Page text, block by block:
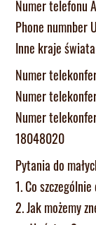
Numer telefonu
Phone numnber
Inne kraje
Numer
Numer
Numer
18048020
Pytania do
1. Co
2. Jak możemy